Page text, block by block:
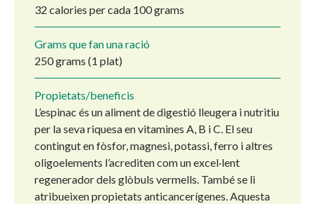
32 calories per cada 100 grams
Grams que fan una ració
250 grams (1 plat)
Propietats/beneficis
L’espinac és un aliment de digestió lleugera i nutritiu
per la seva riquesa en vitamines A, B i C. El seu
contingut en fòsfor, magnesi, potassi, ferro i altres
oligoelements l’acrediten com un excel·lent
regenerador dels glòbuls vermells. També se li
atribueixen propietats anticancerígenes. Aquesta